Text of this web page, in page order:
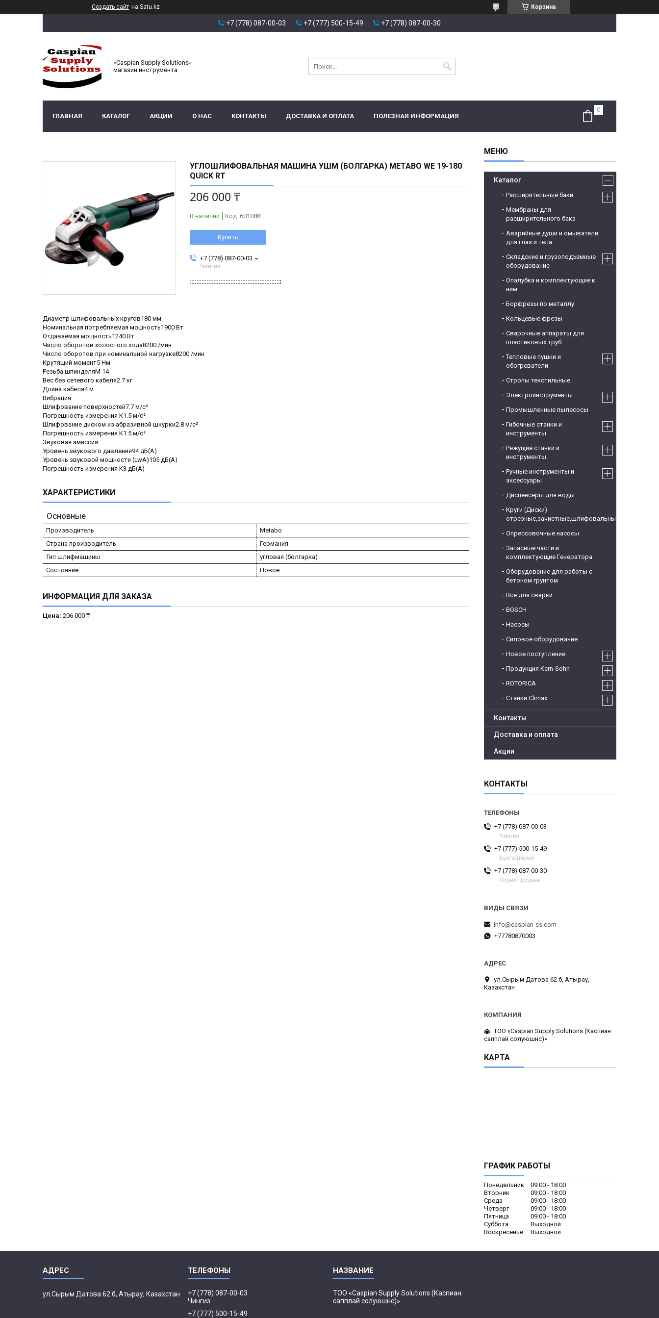
Создать сайт на Satu.kz Корзина
+7 (778) 087-00-03 +7 (777) 500-15-49 +7 (778) 087-00-30
«Caspian Supply Solutions» -
магазин инструмента
ГЛАВНАЯ КАТАЛОГ АКЦИИ О НАС КОНТАКТЫ ДОСТАВКА И ОПЛАТА ПОЛЕЗНАЯ ИНФОРМАЦИЯ
УГЛОШЛИФОВАЛЬНАЯ МАШИНА УШМ (БОЛГАРКА) METABO WE 19-180
QUICK RT
206 000 ₸
В наличии Код: 601088
Купить
+7 (778) 087-00-03
Чингиз
Диаметр шлифовальных кругов180 мм
Номинальная потребляемая мощность1900 Вт
Отдаваемая мощность1240 Вт
Число оборотов холостого хода8200 /мин
Число оборотов при номинальной нагрузке8200 /мин
Крутящий момент5 Нм
Резьба шпинделяM 14
Вес без сетевого кабеля2.7 кг
Длина кабеля4 м
Вибрация
Шлифование поверхностей7.7 м/с²
Погрешность измерения K1.5 м/с²
Шлифование диском из абразивной шкурки2.8 м/с²
Погрешность измерения K1.5 м/с²
Звуковая эмиссия
Уровень звукового давления94 дБ(А)
Уровень звуковой мощности (LwA)105 дБ(А)
Погрешность измерения K3 дБ(А)
ХАРАКТЕРИСТИКИ
Основные
Производитель
Metabo
Страна производитель
Германия
Тип шлифмашины
угловая (болгарка)
Состояние
Новое
ИНФОРМАЦИЯ ДЛЯ ЗАКАЗА
Цена: 206 000 ₸
Каталог
Расширительные баки
Мембраны для
расширительного бака
Аварийные души и омыватели
для глаз и тела
Складские и грузоподъемные
оборудование
Опалубка и комплектующие к
ним
Борфрезы по металлу
Кольцевые фрезы
Сварочные аппараты для
пластиковых труб
Тепловые пушки и
обогреватели
Стропы текстильные
Электроинструменты
Промышленные пылесосы
Гибочные станки и
инструменты
Режущие станки и
инструменты
Ручные инструменты и
аксессуары
Диспенсеры для воды
Круги (Диски)
отрезные,зачистные,шлифовальные
Опрессовочные насосы
Запасные части и
комплектующие Генератора
Оборудование для работы с
бетоном грунтом
Все для сварки
BOSCH
Насосы
Силовое оборудование
Новое поступление
Продукция Kern-Sohn
ROTORICA
Станки Climax
Контакты
Доставка и оплата
Акции
КОНТАКТЫ
+7 (778) 087-00-03
Чингиз
+7 (777) 500-15-49
Бухгалтерия
+7 (778) 087-00-30
Отдел Продаж
info@caspian-ss.com
+77780870003
ул.Сырым Датова 62 б, Атырау,
Казахстан
ТОО «Caspian Supply Solutions (Каспиан
сапплай солуюшнс)»
КАРТА
ГРАФИК РАБОТЫ
Понедельник 09:00
18:00
Вторник
09:00
18:00
Среда
09:00
18:00
Четверг
09:00
18:00
Пятница
09:00
18:00
Суббота
Выходной
Воскресенье
Выходной
ул.Сырым Датова 62 б, Атырау, Казахстан
+7 (778) 087-00-03
Чингиз
+7 (777) 500-15-49
ТОО «Caspian Supply Solutions (Каспиан
сапплай солуюшнс)»